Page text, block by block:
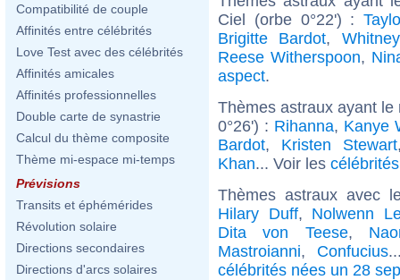
Compatibilité de couple
Affinités entre célébrités
Love Test avec des célébrités
Affinités amicales
Affinités professionnelles
Double carte de synastrie
Calcul du thème composite
Thème mi-espace mi-temps
Prévisions
Transits et éphémérides
Révolution solaire
Directions secondaires
Directions d'arcs solaires
Ciel (orbe 0°22') :
Brigitte Bardot,
Reese Witherspoon,
aspect.
Thèmes astraux ayant
0°26') : Rihanna, Kanye
Bardot, Kristen Stewart
Khan... Voir les
Thèmes astraux avec
Hilary Duff, Nolwenn
Dita von Teese,
Mastroianni, Confucius
célébrités nées un 28